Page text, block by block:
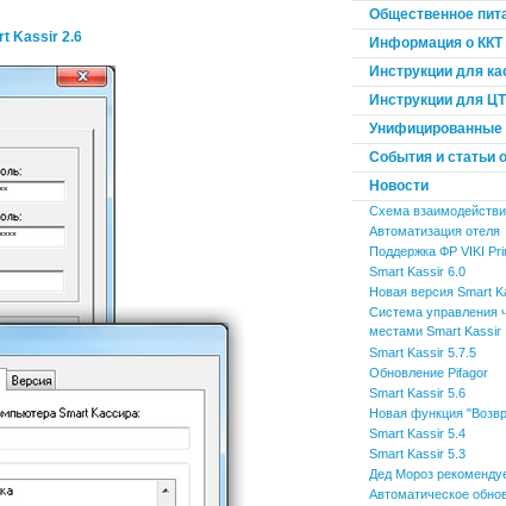
Kassir 2.6
Общественное
Информация о ККТ
Инструкции для
Инструкции для
Унифицированные
События и статьи
Новости
Схема
Автоматизация отеля
Поддержка ФР VIKI
Smart Kassir 6.0
Новая версия Smart
Система управления
местами Smart Kassir
Smart Kassir 5.7.5
Обновление Pifagor
Smart Kassir 5.6
Новая функция
Smart Kassir 5.4
Smart Kassir 5.3
Дед Мороз
Автоматическое